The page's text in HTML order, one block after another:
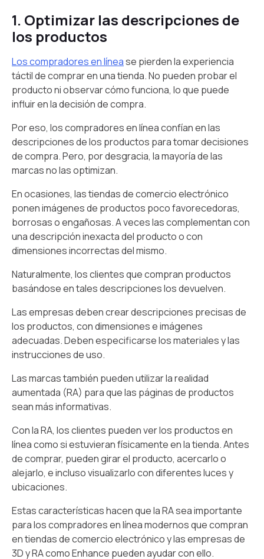
1. Optimizar las descripciones de
los productos
Los compradores en línease pierden la experiencia
táctil de comprar en una tienda. No pueden probar el
producto ni observar cómo funciona, lo que puede
influir en la decisión de compra.
Por eso, los compradores en línea confían en las
descripciones de los productos para tomar decisiones
de compra. Pero, por desgracia, la mayoría de las
marcas no las optimizan.
En ocasiones, las tiendas de comercio electrónico
ponen imágenes de productos poco favorecedoras,
borrosas o engañosas. A veces las complementan con
una descripción inexacta del producto o con
dimensiones incorrectas del mismo.
Naturalmente, los clientes que compran productos
basándose en tales descripciones los devuelven.
Las empresas deben crear descripciones precisas de
los productos, con dimensiones e imágenes
adecuadas. Deben especificarse los materiales y las
instrucciones de uso.
Las marcas también pueden utilizar la realidad
aumentada (RA) para que las páginas de productos
sean más informativas.
Con la RA, los clientes pueden ver los productos en
línea como si estuvieran físicamente en la tienda. Antes
de comprar, pueden girar el producto, acercarlo o
alejarlo, e incluso visualizarlo con diferentes luces y
ubicaciones.
Estas características hacen que la RA sea importante
para los compradores en línea modernos que compran
en tiendas de comercio electrónico y las empresas de
3D y RA como Enhance pueden ayudar con ello.